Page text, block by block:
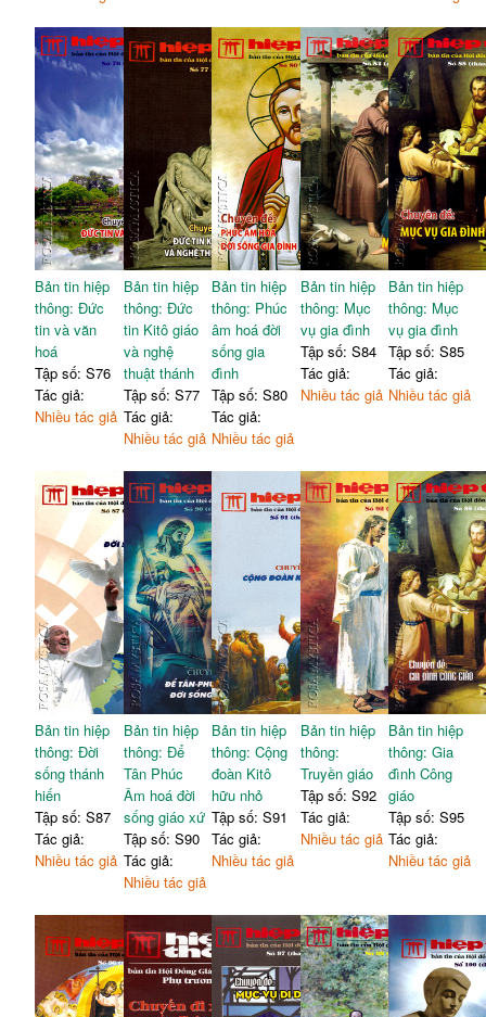
Bản tin hiệp
thông: Đức
tin và văn
hoá
Tập số: S76
Tác giả:
Nhiều tác giả
Bản tin hiệp
thông: Đức
tin Kitô giáo
và nghệ
thuật thánh
Tập số: S77
Tác giả:
Nhiều tác giả
Bản tin hiệp
thông: Phúc
âm hoá đời
sống gia
đình
Tập số: S80
Tác giả:
Nhiều tác giả
Bản tin hiệp
thông: Mục
vụ gia đình
Tập số: S84
Tác giả:
Nhiều tác giả
Bản tin hiệp
thông: Mục
vụ gia đình
Tập số: S85
Tác giả:
Nhiều tác giả
Bản tin hiệp
thông: Đời
sống thánh
hiến
Tập số: S87
Tác giả:
Nhiều tác giả
Bản tin hiệp
thông: Để
Tân Phúc
Âm hoá đời
sống giáo xứ
Tập số: S90
Tác giả:
Nhiều tác giả
Bản tin hiệp
thông: Cộng
đoàn Kitô
hữu nhỏ
Tập số: S91
Tác giả:
Nhiều tác giả
Bản tin hiệp
thông:
Truyền giáo
Tập số: S92
Tác giả:
Nhiều tác giả
Bản tin hiệp
thông: Gia
đình Công
giáo
Tập số: S95
Tác giả:
Nhiều tác giả